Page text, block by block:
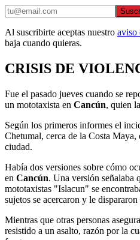
Al suscribirte aceptas nuestro aviso
baja cuando quieras.
CRISIS DE
Fue el pasado jueves cuando se
un mototaxista en Cancún, quien
Según los primeros informes el
Chetumal, cerca de la Costa
ciudad.
Había dos versiones sobre cómo
en Cancún. Una versión señalaba
mototaxistas "Islacun" se
sujetos se acercaron y le
Mientras que otras personas
resistido a un asalto, razón por la